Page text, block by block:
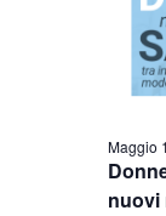
nuovi
Maggio